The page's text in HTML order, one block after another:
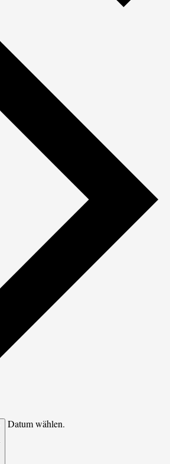
Datum wählen.